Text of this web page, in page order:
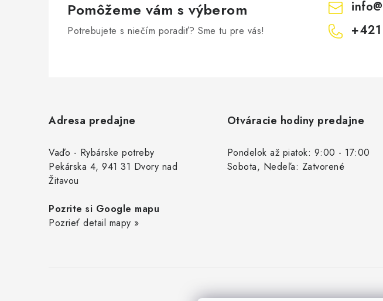
Pomôžeme vám s výberom
Potrebujete s niečím poradiť? Sme tu pre vás!
info@
Adresa predajne
Vaďo - Rybárske potreby
Pekárska 4, 941 31 Dvory nad
Žitavou
Pozrite si Google mapu
Pozrieť detail mapy »
Otváracie hodiny predajne
Pondelok až piatok: 9:00 - 17:00
Sobota, Nedeľa: Zatvorené